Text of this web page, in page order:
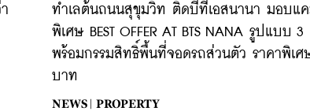
ทำเลต้นถนนสุขุมวิท ติดบีทีเอสนานา มอบแ
พิเศษ BEST OFFER AT BTS NANA รูปแบบ
พร้อมกรรมสิทธิ์พื้นที่จอดรถส่วนตัว ราคาพิเศ
บาท
NEWS | PROPERTY